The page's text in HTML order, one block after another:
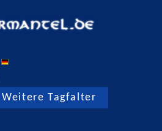
Weitere Tagfalter